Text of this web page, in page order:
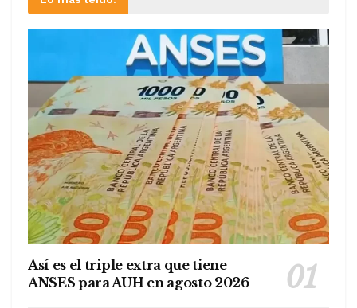
Así es el triple extra que tiene
ANSES para AUH en agosto 2026